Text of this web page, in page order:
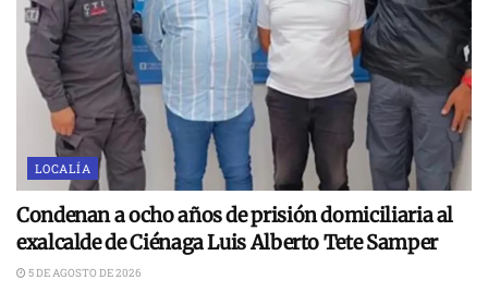
LOCALÍA
Condenan a ocho años de prisión domiciliaria al
exalcalde de Ciénaga Luis Alberto Tete Samper
5 DE AGOSTO DE 2026